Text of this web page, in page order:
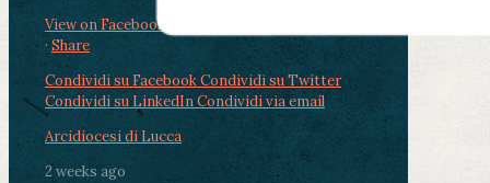
View on Facebook
· Share
Condividi su FacebookCondividi su Twitter
Condividi su LinkedInCondividi via email
Arcidiocesi di Lucca
2 weeks ago